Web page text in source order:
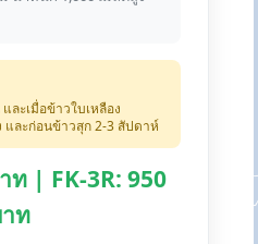
ละเมื่อข้าวใบเหลือง
และก่อนข้าวสุก 2-3 สัปดาห์
ท | FK-3R: 950
ท